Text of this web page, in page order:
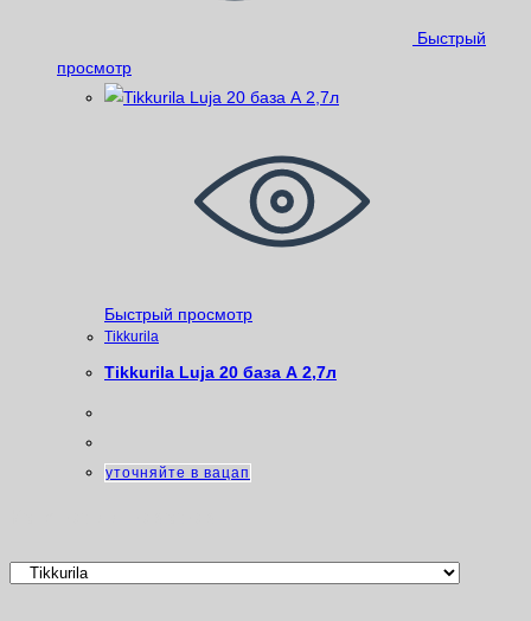
Быстрый
просмотр
Быстрый просмотр
Tikkurila
Tikkurila Luja 20 база А 2,7л
уточняйте в вацап